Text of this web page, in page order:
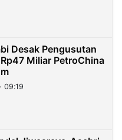
Desak Pengusutan
Rp47 Miliar PetroChina
09:19